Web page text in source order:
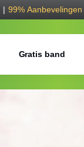
| 99% Aanbevelingen
Gratis band